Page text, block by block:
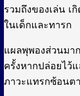
รวมถึงของเล่น
ในเด็กและทารก
แผลพุพองส่วนมา
ครั้งหากปล่อยไว้
ภาวะแทรกซ้อนต